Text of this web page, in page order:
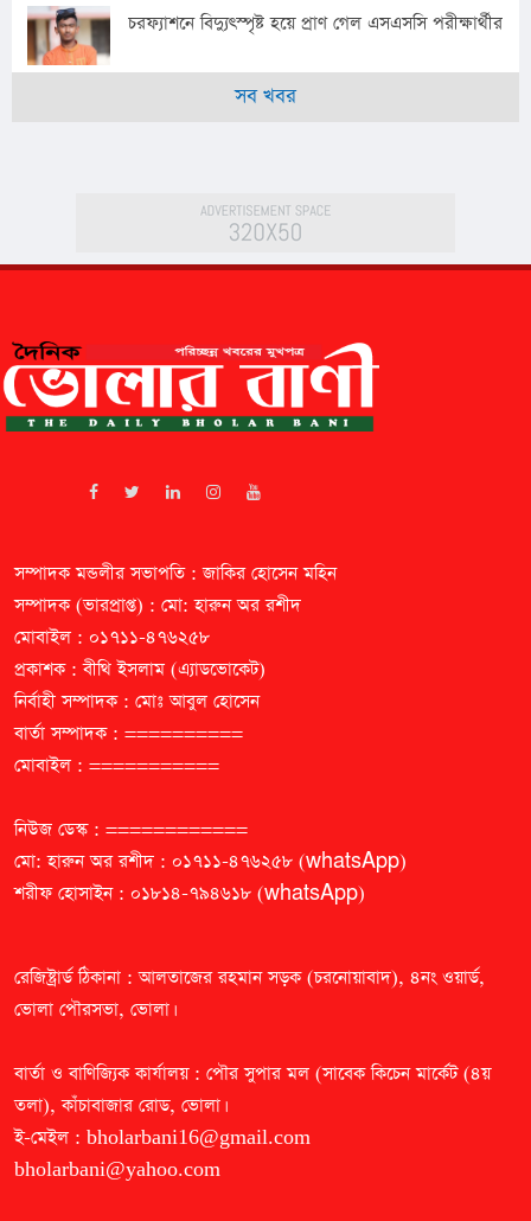
দ্বি-বার্ষিক
সম্মেলন,
চরফ্যাশনে বিদ্যুৎস্পৃষ্ট হয়ে প্রাণ গেল এসএসসি পরীক্ষার্থীর
সব খবর
সম্পাদক মন্ডলীর সভাপতি : জাকির হোসেন মহিন
সম্পাদক (ভারপ্রাপ্ত) : মো: হারুন অর রশীদ
মোবাইল : ০১৭১১-৪৭৬২৫৮
প্রকাশক : বীথি ইসলাম (এ্যাডভোকেট)
নির্বাহী সম্পাদক : মোঃ আবুল হোসেন
বার্তা সম্পাদক : ==========
মোবাইল : ===========
নিউজ ডেস্ক : ============
মো: হারুন অর রশীদ : ০১৭১১-৪৭৬২৫৮ (whatsApp)
শরীফ হোসাইন : ০১৮১৪-৭৯৪৬১৮ (whatsApp)
রেজিষ্ট্রার্ড ঠিকানা : আলতাজের রহমান সড়ক (চরনোয়াবাদ), ৪নং ওয়ার্ড,
ভোলা পৌরসভা, ভোলা।
বার্তা ও বাণিজ্যিক কার্যালয় : পৌর সুপার মল (সাবেক কিচেন মার্কেট (৪য়
তলা), কাঁচাবাজার রোড, ভোলা।
ই-মেইল : bholarbani16@gmail.com
bholarbani@yahoo.com